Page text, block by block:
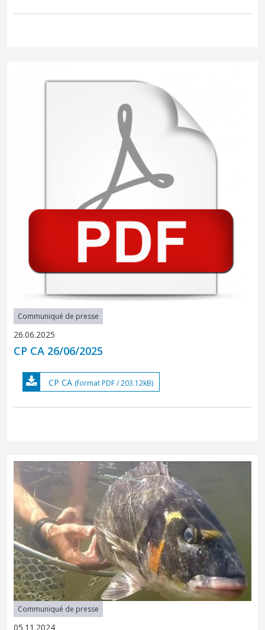
Communiqué de presse
26.06.2025
CP CA 26/06/2025
CP CA (format PDF / 203.12kB)
Communiqué de presse
05.11.2024